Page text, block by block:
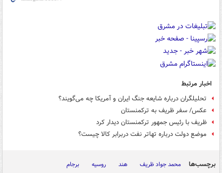
اخبار مرتبط
تحلیلگران درباره شایعه جنگ ایران و آمریکا چه می‌گویند؟
عکس/ سفر ظریف به ترکمنستان
ظریف با رئیس جمهور ترکمنستان دیدار کرد
موضع دولت درباره تهاتر نفت دربرابر کالا چیست؟
برچسب‌ها محمد جواد ظریف هند روسیه برجام